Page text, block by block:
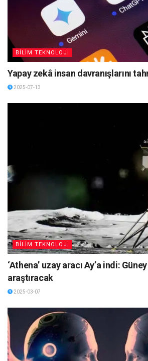
BİLİM TEKNOLOJİ
Yapay zekâ insan davranışlarını
2025-07-13
BİLİM TEKNOLOJİ
‘Athena’ uzay aracı Ay’a indi:
araştıracak
2025-03-07